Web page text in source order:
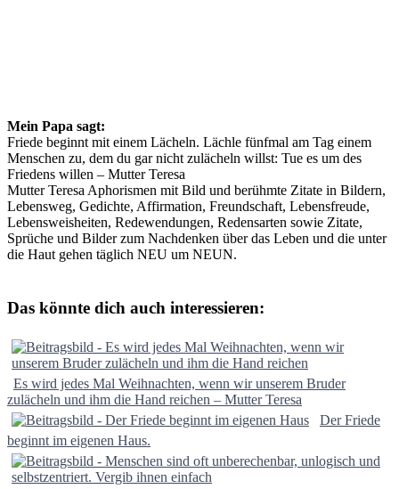
Mein Papa sagt:
Friede beginnt mit einem Lächeln. Lächle fünfmal am Tag einem
Menschen zu, dem du gar nicht zulächeln willst: Tue es um des
Friedens willen – Mutter Teresa
Mutter Teresa Aphorismen mit Bild und berühmte Zitate in Bildern,
Lebensweg, Gedichte, Affirmation, Freundschaft, Lebensfreude,
Lebensweisheiten, Redewendungen, Redensarten sowie Zitate,
Sprüche und Bilder zum Nachdenken über das Leben und die unter
die Haut gehen täglich NEU um NEUN.
Das könnte dich auch interessieren:
Es wird jedes Mal Weihnachten, wenn wir unserem Bruder
zulächeln und ihm die Hand reichen – Mutter Teresa
Der Friede
beginnt im eigenen Haus.